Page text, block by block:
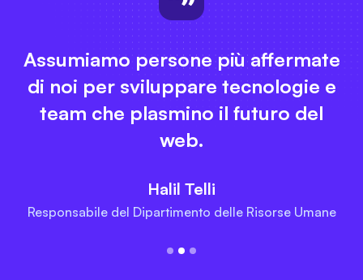
Assumiamo persone più affermate
di noi per sviluppare tecnologie e
team che plasmino il futuro del
web.
Halil Telli
Responsabile del Dipartimento delle Risorse Umane